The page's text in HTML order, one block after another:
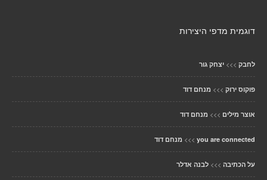
דוגמית מדפי היצירות
לחבק >>> יצחק גור
פוקוס ירוק >>> מנחם דוד
אוצר מילים >>> מנחם דוד
you are connected
>>> מנחם דוד
על הכתיבה >>> לבנה אדלר